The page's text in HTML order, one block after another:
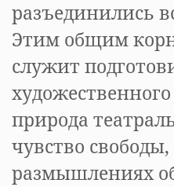
разъединились
Этим общим
служит
природа
чувство
размышлениях